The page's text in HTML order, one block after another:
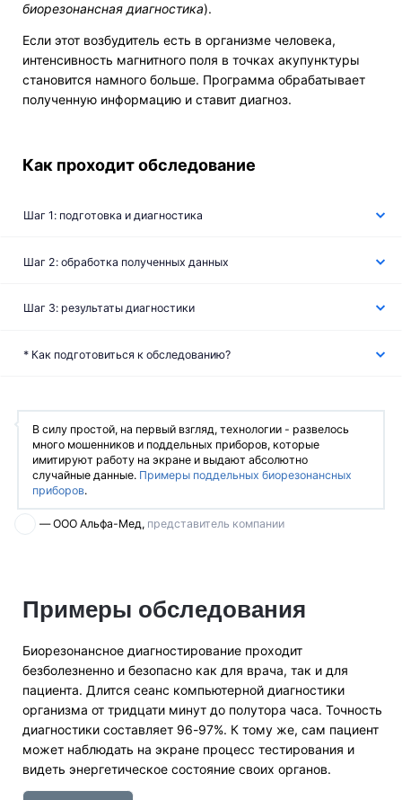
биорезонансная диагностика).
Если этот возбудитель есть в организме человека,
интенсивность магнитного поля в точках акупунктуры
становится намного больше. Программа обрабатывает
полученную информацию и ставит диагноз.
Как проходит обследование
Шаг 1: подготовка и диагностика
Шаг 2: обработка полученных данных
Шаг 3: результаты диагностики
* Как подготовиться к обследованию?
В силу простой, на первый взгляд, технологии - развелось
много мошенников и поддельных приборов, которые
имитируют работу на экране и выдают абсолютно
случайные данные. Примеры поддельных биорезонансных
приборов.
— ООО Альфа-Мед, представитель компании
Примеры обследования
Биорезонансное диагностирование проходит
безболезненно и безопасно как для врача, так и для
пациента. Длится сеанс компьютерной диагностики
организма от тридцати минут до полутора часа. Точность
диагностики составляет 96-97%. К тому же, сам пациент
может наблюдать на экране процесс тестирования и
видеть энергетическое состояние своих органов.